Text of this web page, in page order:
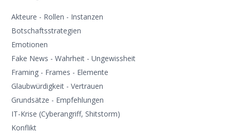
Akteure - Rollen - Instanzen
Botschaftsstrategien
Emotionen
Fake News - Wahrheit - Ungewissheit
Framing - Frames - Elemente
Glaubwürdigkeit - Vertrauen
Grundsätze - Empfehlungen
IT-Krise (Cyberangriff, Shitstorm)
Konflikt